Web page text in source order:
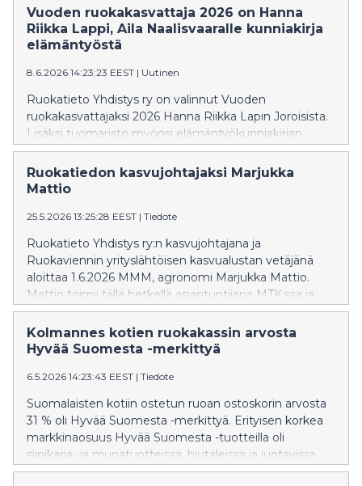
saattaa hämärtyä tuotteen tai brändin suomalaiselta
kuulostavan nimen tai omien pakkausmerkintöjen
vuoksi.
Vuoden ruokakasvattaja 2026 on Hanna
Riikka Lappi, Aila Naalisvaaralle kunniakirja
elämäntyöstä
8.6.2026 14:23:23 EEST | Uutinen
Ruokatieto Yhdistys ry on valinnut Vuoden
ruokakasvattajaksi 2026 Hanna Riikka Lapin Joroisista.
Lisäksi tuomaristo myönsi elämäntyökunniakirjan
jyväskyläläiselle Aila Naalisvaaralle hänen merkittävästä
ja pitkäaikaisesta työstään ruokakasvatuksen
kehittäjänä.
Ruokatiedon kasvujohtajaksi Marjukka
Mattio
25.5.2026 13:25:28 EEST | Tiedote
Ruokatieto Yhdistys ry:n kasvujohtajana ja
Ruokaviennin yrityslähtöisen kasvualustan vetäjänä
aloittaa 1.6.2026 MMM, agronomi Marjukka Mattio.
Mattio toimii tällä hetkellä asiantuntijana MTK:ssa ja
Maitovaltuuskunnassa.
Kolmannes kotien ruokakassin arvosta
Hyvää Suomesta -merkittyä
6.5.2026 14:23:43 EEST | Tiedote
Suomalaisten kotiin ostetun ruoan ostoskorin arvosta
31 % oli Hyvää Suomesta -merkittyä. Erityisen korkea
markkinaosuus Hyvää Suomesta -tuotteilla oli
siipikarja- ja munatuotteissa, hiutaleissa ja juotavissa
maitotuotteissa (sisältäen kasvipohjaiset tuotteet).